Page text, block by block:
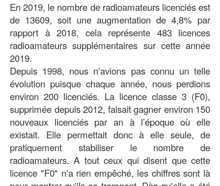
En 2019, le nombre de radioamateurs licenciés est
de 13609, soit une augmentation de 4,8% par
rapport à 2018, cela représente 483 licences
radioamateurs supplémentaires sur cette année
2019.
Depuis 1998, nous n'avions pas connu un telle
évolution puisque chaque année, nous perdions
environ 200 licenciés. La licence classe 3 (F0),
supprimée depuis 2012, faisait gagner environ 150
nouveaux licenciés par an à l’époque où elle
existait. Elle permettait donc à elle seule, de
pratiquement stabiliser le nombre de
radioamateurs. A tout ceux qui disent que cette
licence "F0" n'a rien empêché, les chiffres sont là